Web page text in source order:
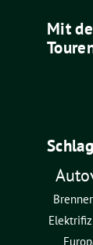
Mit
Brenner